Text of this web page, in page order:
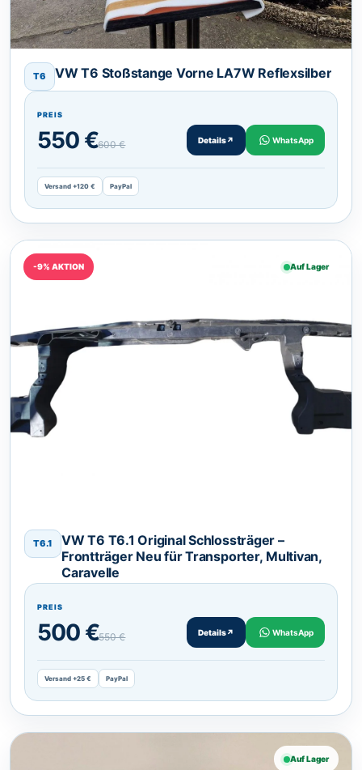
T6 VW T6 Stoßstange Vorne LA7W Reflexsilber
PREIS
550 €600 € Details↗ WhatsApp
Versand +120 € PayPal
-9% AKTION Auf Lager
T6.1
VW T6 T6.1 Original Schlossträger –
Frontträger Neu für Transporter, Multivan,
Caravelle
PREIS
500 €550 € Details↗ WhatsApp
Versand +25 € PayPal
Auf Lager